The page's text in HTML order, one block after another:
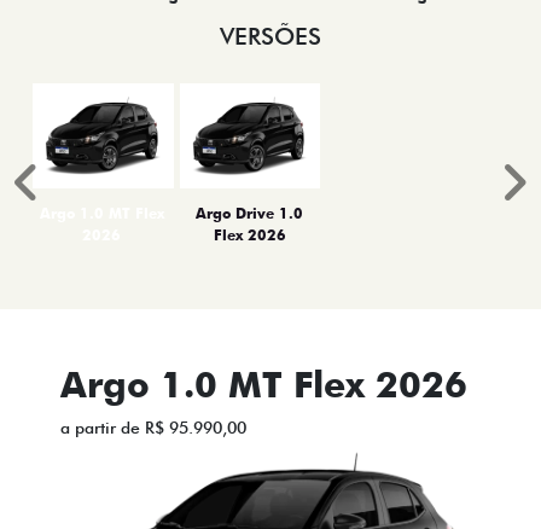
VERSÕES
Argo Drive 1.0
Flex 2026
Anterior
Argo 1.0 MT Flex 2026
a partir de R$ 95.990,00